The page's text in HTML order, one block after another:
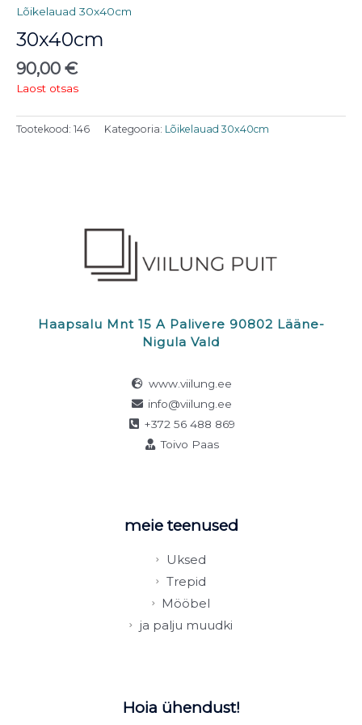
Lõikelauad 30x40cm
30x40cm
90,00 €
Laost otsas
Tootekood: 146 Kategooria: Lõikelauad 30x40cm
Haapsalu Mnt 15 A Palivere 90802 Lääne-
Nigula Vald
www.viilung.ee
info@viilung.ee
+372 56 488 869
Toivo Paas
meie teenused
Uksed
Trepid
Mööbel
ja palju muudki
Hoia ühendust!